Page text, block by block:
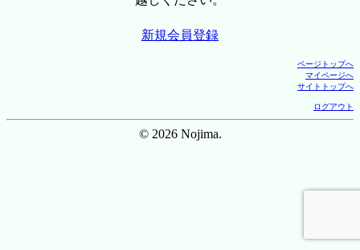
新規会員登録
ページトップへ
マイページへ
サイトトップへ
ログアウト
© 2026 Nojima.